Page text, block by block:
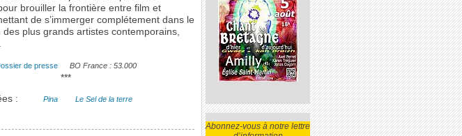
brouiller la frontière entre film et
de s’immerger complétement dans le
des plus grands artistes contemporains,
de presse BO France : 53.000
***
: Pina Le Sel de la terre
Abonnez-vous à notre lettre